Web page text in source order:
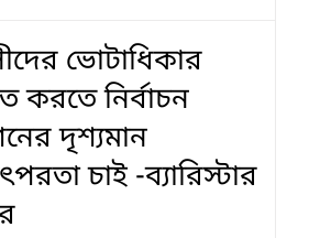
ভোটাধিকার
করতে নির্বাচন
দৃশ‍্যমান
চাই -ব্যারিস্টার